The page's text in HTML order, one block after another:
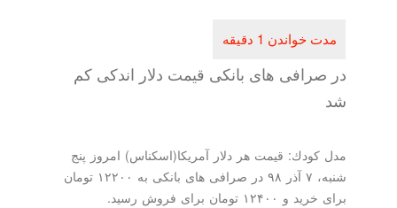
در صرافی های بانكی قیمت دلار اندكی كم
مدل كودك: قیمت هر دلار آمریكا(اسكناس) امروز پنج
شنبه، ۷ آذر ۹۸ در صرافی های بانكی به ۱۲۲۰۰ تومان
برای خرید و ۱۲۴۰۰ تومان برای فروش رسید.